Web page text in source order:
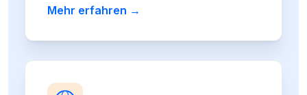
Mehr erfahren →